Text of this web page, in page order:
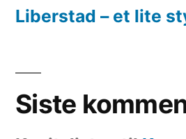
Liberstad – et lite
Siste